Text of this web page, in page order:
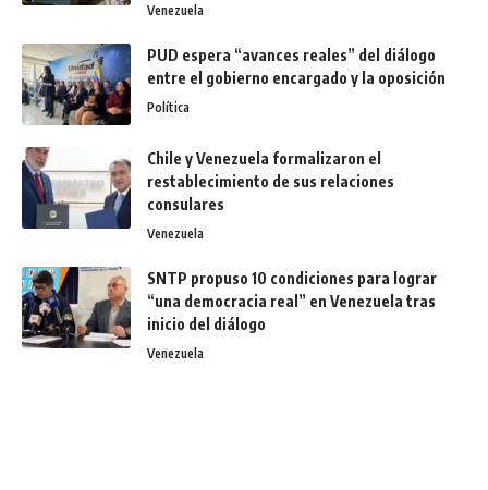
Venezuela
PUD espera “avances reales” del diálogo
entre el gobierno encargado y la oposición
Política
Chile y Venezuela formalizaron el
restablecimiento de sus relaciones
consulares
Venezuela
SNTP propuso 10 condiciones para lograr
“una democracia real” en Venezuela tras
inicio del diálogo
Venezuela